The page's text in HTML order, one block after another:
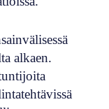
alkaen.